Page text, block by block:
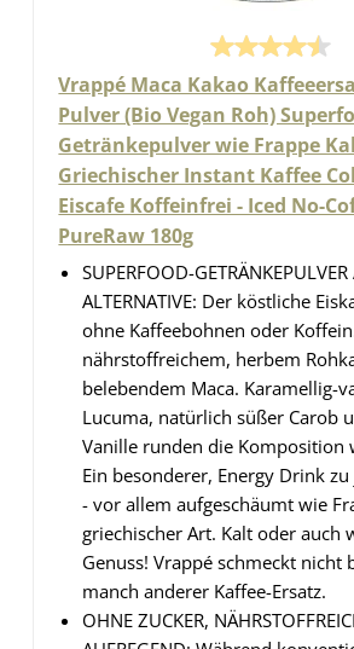
Vrappé Maca Kakao
Pulver (Bio Vegan Roh)
Getränkepulver wie Frappe
Griechischer Instant Kaffee
Eiscafe Koffeinfrei - Iced No-
PureRaw 180g
SUPERFOOD-GETRÄNKEPULVER
ALTERNATIVE: Der köstliche
ohne Kaffeebohnen oder
nährstoffreichem, herbem
belebendem Maca. Karamellig-
Lucuma, natürlich süßer Carob
Vanille runden die Komposition
Ein besonderer, Energy Drink
- vor allem aufgeschäumt wie
griechischer Art. Kalt oder auch
Genuss! Vrappé schmeckt nicht
manch anderer Kaffee-Ersatz.
OHNE ZUCKER,